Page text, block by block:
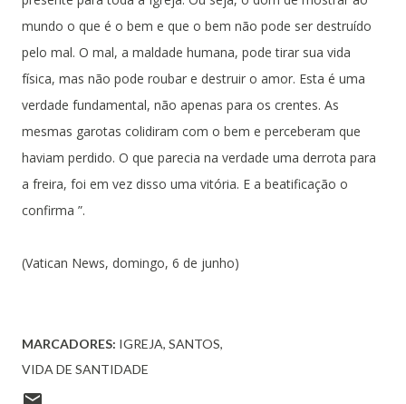
mundo o que é o bem e que o bem não pode ser destruído
pelo mal. O mal, a maldade humana, pode tirar sua vida
física, mas não pode roubar e destruir o amor. Esta é uma
verdade fundamental, não apenas para os crentes. As
mesmas garotas colidiram com o bem e perceberam que
haviam perdido. O que parecia na verdade uma derrota para
a freira, foi em vez disso uma vitória. E a beatificação o
confirma ”.
(Vatican News, domingo, 6 de junho)
MARCADORES: IGREJA SANTOS
VIDA DE SANTIDADE